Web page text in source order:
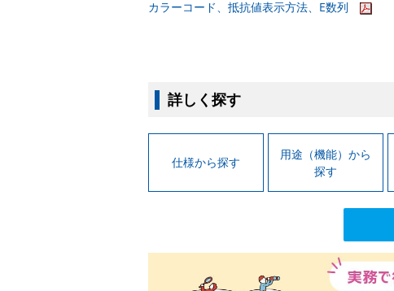
カラーコード、抵抗値表示方法、E数列
詳しく探す
仕様から探す
用途（機能）から
探す